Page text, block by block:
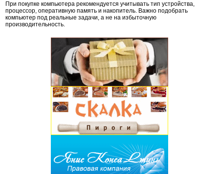
При покупке компьютера рекомендуется учитывать тип устройства,
процессор, оперативную память и накопитель. Важно подобрать
компьютер под реальные задачи, а не на избыточную
производительность.